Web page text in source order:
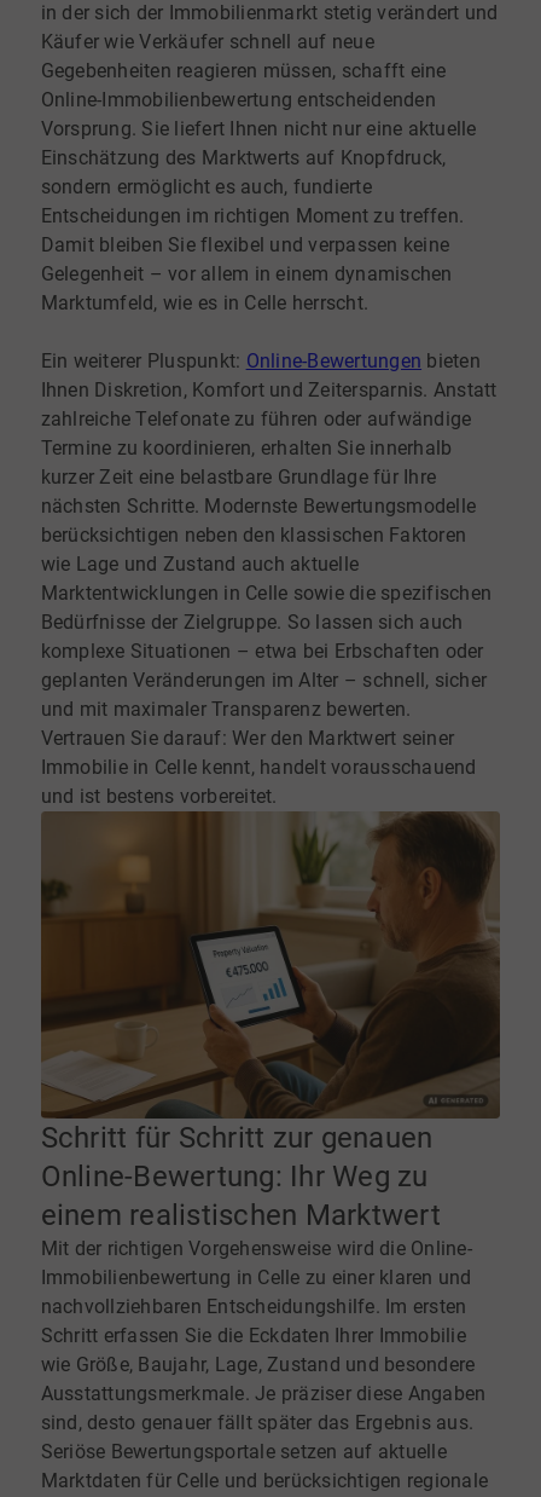
in der sich der Immobilienmarkt stetig verändert und
Käufer wie Verkäufer schnell auf neue
Gegebenheiten reagieren müssen, schafft eine
Online-Immobilienbewertung entscheidenden
Vorsprung. Sie liefert Ihnen nicht nur eine aktuelle
Einschätzung des Marktwerts auf Knopfdruck,
sondern ermöglicht es auch, fundierte
Entscheidungen im richtigen Moment zu treffen.
Damit bleiben Sie flexibel und verpassen keine
Gelegenheit – vor allem in einem dynamischen
Marktumfeld, wie es in Celle herrscht.
Ein weiterer Pluspunkt: Online-Bewertungen bieten
Ihnen Diskretion, Komfort und Zeitersparnis. Anstatt
zahlreiche Telefonate zu führen oder aufwändige
Termine zu koordinieren, erhalten Sie innerhalb
kurzer Zeit eine belastbare Grundlage für Ihre
nächsten Schritte. Modernste Bewertungsmodelle
berücksichtigen neben den klassischen Faktoren
wie Lage und Zustand auch aktuelle
Marktentwicklungen in Celle sowie die spezifischen
Bedürfnisse der Zielgruppe. So lassen sich auch
komplexe Situationen – etwa bei Erbschaften oder
geplanten Veränderungen im Alter – schnell, sicher
und mit maximaler Transparenz bewerten.
Vertrauen Sie darauf: Wer den Marktwert seiner
Immobilie in Celle kennt, handelt vorausschauend
und ist bestens vorbereitet.
Schritt für Schritt zur genauen
Online-Bewertung: Ihr Weg zu
einem realistischen Marktwert
Mit der richtigen Vorgehensweise wird die Online-
Immobilienbewertung in Celle zu einer klaren und
nachvollziehbaren Entscheidungshilfe. Im ersten
Schritt erfassen Sie die Eckdaten Ihrer Immobilie
wie Größe, Baujahr, Lage, Zustand und besondere
Ausstattungsmerkmale. Je präziser diese Angaben
sind, desto genauer fällt später das Ergebnis aus.
Seriöse Bewertungsportale setzen auf aktuelle
Marktdaten für Celle und berücksichtigen regionale